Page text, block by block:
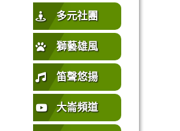
多元社團
獅藝雄風
笛聲悠揚
大崙頻道